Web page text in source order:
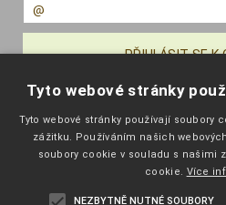
Úvodní
Katalog
Tyto webové stránky
Tyto webové stránky používají soubory
zážitku. Používáním našich
soubory cookie v souladu s našimi
cookie. Více
NEZBYTNĚ NUTNÉ SOUBORY